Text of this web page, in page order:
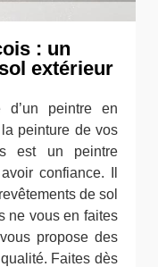
: un
extérieur
peintre en
peinture de vos
est un peintre
confiance. Il
de sol
ne vous en faites
propose des
Faites dès